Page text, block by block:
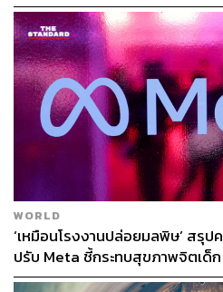
WORLD
‘เหมือนโรงงานปล่อยมลพิษ’ สรุป
ปรับ Meta ชี้กระทบสุขภาพจิตเด็